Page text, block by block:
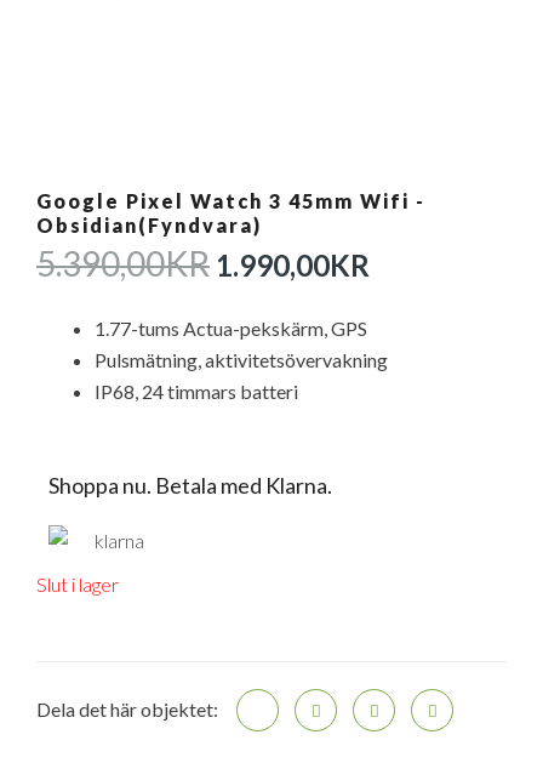
Google Pixel Watch 3 45mm Wifi -
Obsidian(Fyndvara)
5.390,00KR DET
URSPRUNGLIGA
PRISET
VAR:
5.390,00KR.
1.990,00KR
ÄR:
1.77-tums Actua-pekskärm, GPS
Pulsmätning, aktivitetsövervakning
IP68, 24 timmars batteri
Shoppa nu. Betala med Klarna.
Slut i lager
Dela det här objektet: